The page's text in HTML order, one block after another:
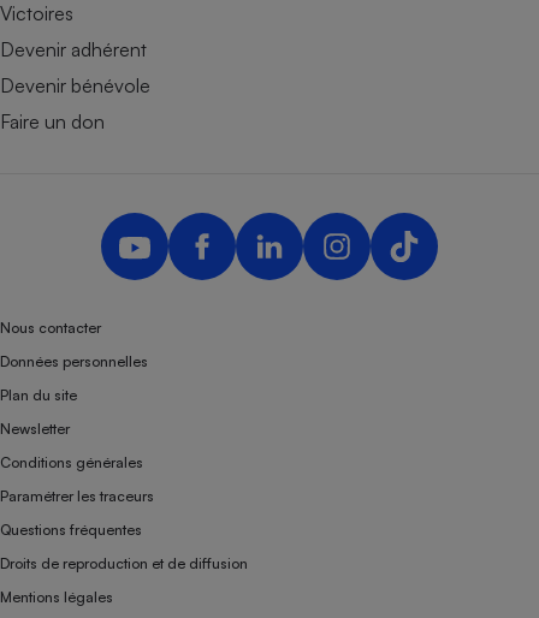
Victoires
Devenir adhérent
Devenir bénévole
Faire un don
Nous contacter
Données personnelles
Plan du site
Newsletter
Conditions générales
Paramétrer les traceurs
Questions fréquentes
Droits de reproduction et de diffusion
Mentions légales